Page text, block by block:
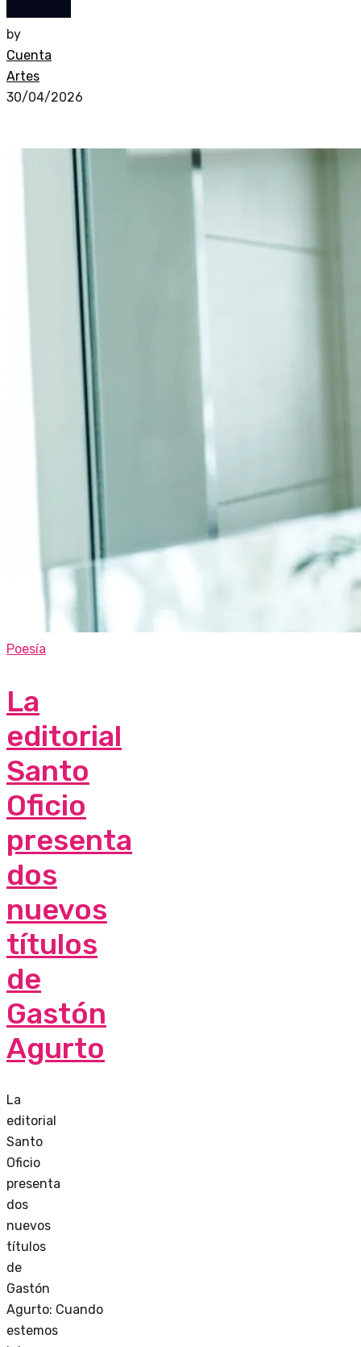
by
Cuenta
Artes
30/04/2026
Poesía
La
editorial
Santo
Oficio
presenta
dos
nuevos
títulos
de
Gastón
Agurto
La
editorial
Santo
Oficio
presenta
dos
nuevos
títulos
de
Gastón
Agurto: Cuando
estemos